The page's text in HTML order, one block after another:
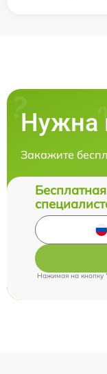
Нужна
Закажите
Нажимая на кнопку